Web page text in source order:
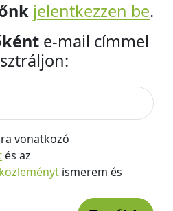
jelentkezzen be.
e-mail címmel
vonatkozó
és az
ismerem és